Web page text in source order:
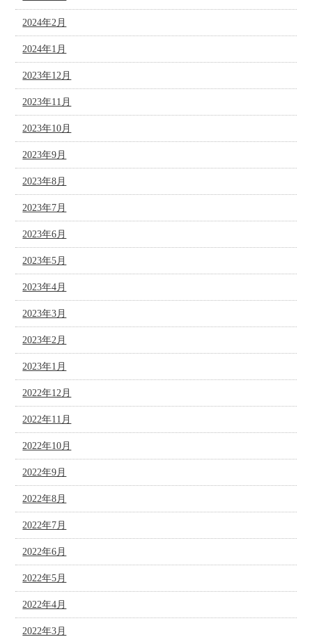
2024年2月
2024年1月
2023年12月
2023年11月
2023年10月
2023年9月
2023年8月
2023年7月
2023年6月
2023年5月
2023年4月
2023年3月
2023年2月
2023年1月
2022年12月
2022年11月
2022年10月
2022年9月
2022年8月
2022年7月
2022年6月
2022年5月
2022年4月
2022年3月